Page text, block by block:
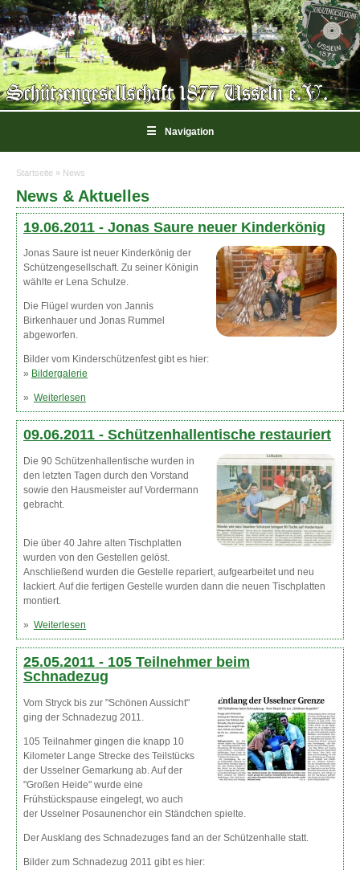
☰ Navigation
Sie sind hier
Startseite » News
News & Aktuelles
19.06.2011 - Jonas Saure neuer Kinderkönig
Jonas Saure ist neuer Kinderkönig der
Schützengesellschaft. Zu seiner Königin
wählte er Lena Schulze.
Die Flügel wurden von Jannis
Birkenhauer und Jonas Rummel
abgeworfen.
Bilder vom Kinderschützenfest gibt es hier:
» Bildergalerie
» Weiterlesen
09.06.2011 - Schützenhallentische restauriert
Die 90 Schützenhallentische wurden in
den letzten Tagen durch den Vorstand
sowie den Hausmeister auf Vordermann
gebracht.
Die über 40 Jahre alten Tischplatten
wurden von den Gestellen gelöst.
Anschließend wurden die Gestelle repariert, aufgearbeitet und neu
lackiert. Auf die fertigen Gestelle wurden dann die neuen Tischplatten
montiert.
» Weiterlesen
25.05.2011 - 105 Teilnehmer beim
Schnadezug
Vom Stryck bis zur "Schönen Aussicht"
ging der Schnadezug 2011.
105 Teilnahmer gingen die knapp 10
Kilometer Lange Strecke des Teilstücks
der Usselner Gemarkung ab. Auf der
"Großen Heide" wurde eine
Frühstückspause eingelegt, wo auch
der Usselner Posaunenchor ein Ständchen spielte.
Der Ausklang des Schnadezuges fand an der Schützenhalle statt.
Bilder zum Schnadezug 2011 gibt es hier: